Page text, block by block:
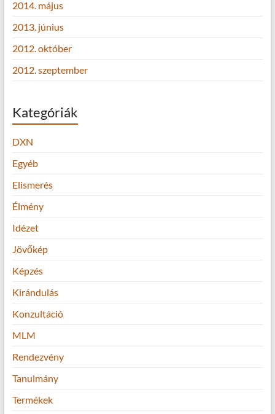
2014. május
2013. június
2012. október
2012. szeptember
Kategóriák
DXN
Egyéb
Elismerés
Élmény
Idézet
Jövőkép
Képzés
Kirándulás
Konzultáció
MLM
Rendezvény
Tanulmány
Termékek